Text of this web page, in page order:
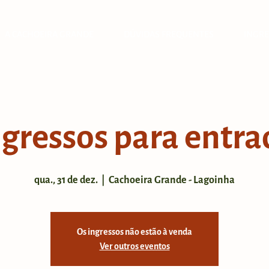
para
qua., 31 de dez. Cachoeira Grande - Lagoinha
Os ingressos não estão à venda
Ver outros eventos